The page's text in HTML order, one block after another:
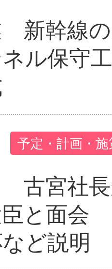
新幹線
ル保守
予定・計画・
古宮社
と面会
ど説明